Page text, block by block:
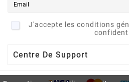
J'accepte les conditions
Centre De Support